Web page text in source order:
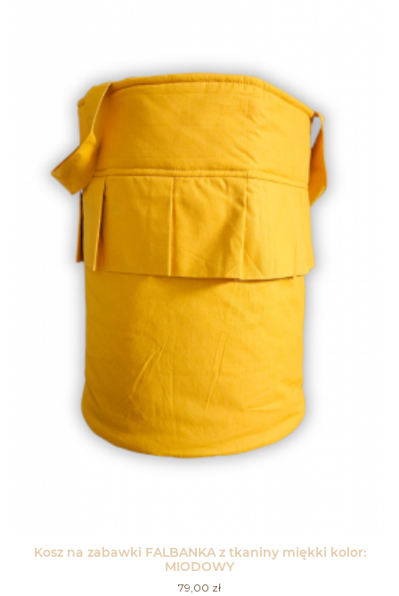
Kosz na zabawki FALBANKA z tkaniny miękki kolor:
MIODOWY
79,00 zł